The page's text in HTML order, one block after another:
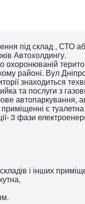
під склад , СТО
Автохолдингу.
районі. Вул
знаходиться
та послуги з
автопаркування,
є туалетна
3 фази
і інших